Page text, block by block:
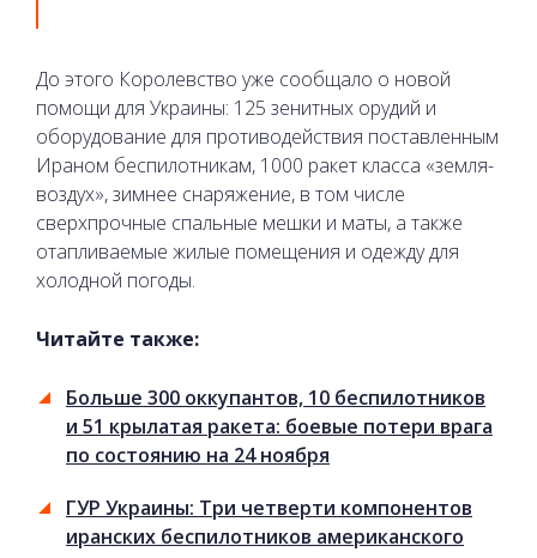
До этого Королевство уже сообщало о новой
помощи для Украины: 125 зенитных орудий и
оборудование для противодействия поставленным
Ираном беспилотникам, 1000 ракет класса «земля-
воздух», зимнее снаряжение, в том числе
сверхпрочные спальные мешки и маты, а также
отапливаемые жилые помещения и одежду для
холодной погоды.
Читайте также:
Больше 300 оккупантов, 10 беспилотников
и 51 крылатая ракета: боевые потери врага
по состоянию на 24 ноября
ГУР Украины: Три четверти компонентов
иранских беспилотников американского